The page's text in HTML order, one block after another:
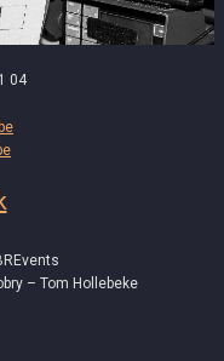
04
– Tom Hollebeke